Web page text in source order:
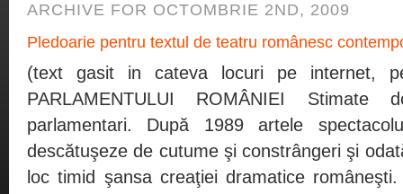
ARCHIVE FOR OCTOMBRIE 2ND, 2009
Pledoarie pentru textul de teatru românesc
(text gasit in cateva locuri pe internet,
PARLAMENTULUI ROMÂNIEI
parlamentari. După 1989 artele
descătuşeze de cutume şi constrângeri şi
loc timid şansa creaţiei dramatice